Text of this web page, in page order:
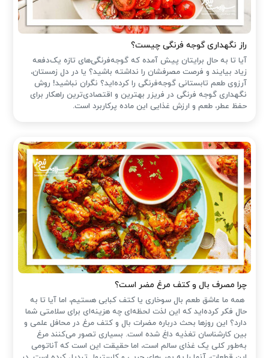
راز نگهداری گوجه فرنگی چیست؟
آیا تا به حال برایتان پیش آمده که گوجه‌فرنگی‌های تازه یک‌دفعه
زیاد بیایند و فرصت مصرفشان را نداشته باشید؟ یا در دل زمستان،
آرزوی طعم تابستانی گوجه‌فرنگی را کرده‌اید؟ نگران نباشید! روش
نگهداری گوجه فرنگی در فریزر بهترین و اقتصادی‌ترین راهکار برای
حفظ عطر، طعم و ارزش غذایی این ماده پرکاربرد است.
چرا مصرف بال و کتف مرغ مضر است؟
همه ما عاشق طعم بال سوخاری یا کتف کبابی هستیم، اما آیا تا به
حال فکر کرده‌اید که این لذت لحظه‌ای چه هزینه‌ای برای سلامتی شما
دارد؟ این روزها بحث درباره مضرات بال و کتف مرغ در محافل علمی و
بین کارشناسان تغذیه داغ شده است. بسیاری تصور می‌کنند مرغ
به‌طور کلی یک غذای سالم است، اما حقیقت این است که آناتومی